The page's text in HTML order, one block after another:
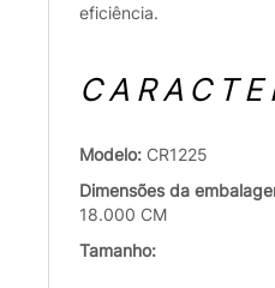
eficiência.
Modelo: CR1225
Dimensões da
18.000 CM
Tamanho: